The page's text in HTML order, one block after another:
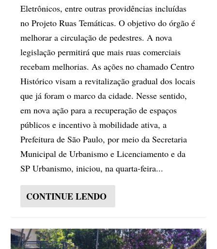
Eletrônicos, entre outras providências incluídas
no Projeto Ruas Temáticas. O objetivo do órgão é
melhorar a circulação de pedestres. A nova
legislação permitirá que mais ruas comerciais
recebam melhorias. As ações no chamado Centro
Histórico visam a revitalização gradual dos locais
que já foram o marco da cidade. Nesse sentido,
em nova ação para a recuperação de espaços
públicos e incentivo à mobilidade ativa, a
Prefeitura de São Paulo, por meio da Secretaria
Municipal de Urbanismo e Licenciamento e da
SP Urbanismo, iniciou, na quarta-feira...
CONTINUE LENDO